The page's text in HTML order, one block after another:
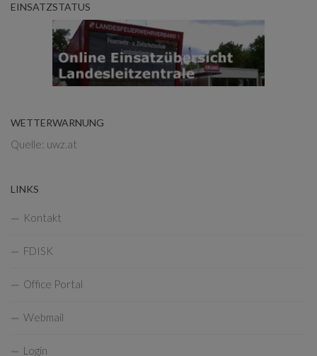
EINSATZSTATUS
WETTERWARNUNG
Quelle: uwz.at
LINKS
Kontakt
FDISK
Office Portal
Webmail
Login